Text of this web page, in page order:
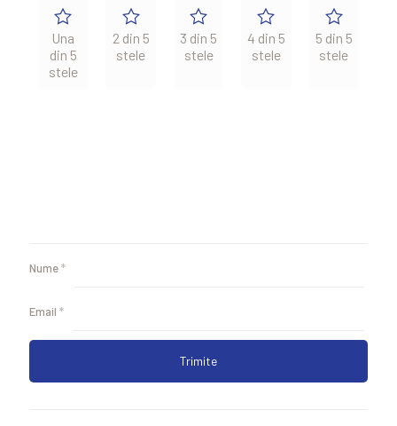
Una
din 5
stele
2 din 5
stele
3 din 5
stele
4 din 5
stele
5 din 5
stele
Nume*
Email *